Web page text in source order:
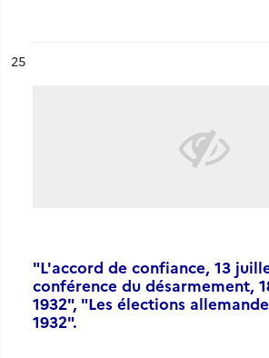
n°
25
"L'accord de confiance, 13
conférence du désarmement,
1932", "Les élections
1932".